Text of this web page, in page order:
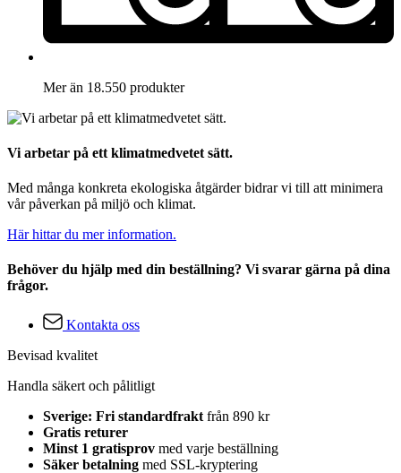
Mer än 18.550 produkter
Vi arbetar på ett klimatmedvetet sätt.
Med många konkreta ekologiska åtgärder bidrar vi till att minimera
vår påverkan på miljö och klimat.
Här hittar du mer information.
Behöver du hjälp med din beställning? Vi svarar gärna på dina
frågor.
Kontakta oss
Bevisad kvalitet
Handla säkert och pålitligt
Sverige: Fri standardfrakt från 890 kr
Gratis returer
Minst 1 gratisprov med varje beställning
Säker betalning med SSL-kryptering